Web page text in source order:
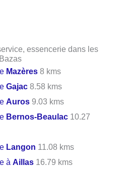
essencerie dans les
Mazères 8 kms
Gajac 8.58 kms
Auros 9.03 kms
Bernos-Beaulac 10.27
Langon 11.08 kms
àAillas 16.79 kms